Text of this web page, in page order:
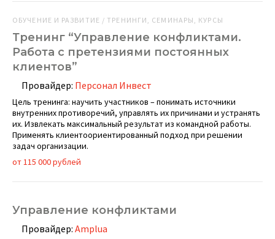
ОБУЧЕНИЕ И РАЗВИТИЕ / ТРЕНИНГИ, СЕМИНАРЫ, КУРСЫ
Тренинг “Управление конфликтами.
Работа с претензиями постоянных
клиентов”
Провайдер: Персонал Инвест
Цель тренинга: научить участников – понимать источники
внутренних противоречий, управлять их причинами и устранять
их. Извлекать максимальный результат из командной работы.
Применять клиентоориентированный подход при решении
задач организации.
от 115 000 рублей
Управление конфликтами
Провайдер: Amplua